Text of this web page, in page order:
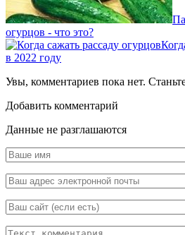
огурцов - что это?
в 2022 году
Увы, комментариев пока нет.
Добавить комментарий
Данные не разглашаются